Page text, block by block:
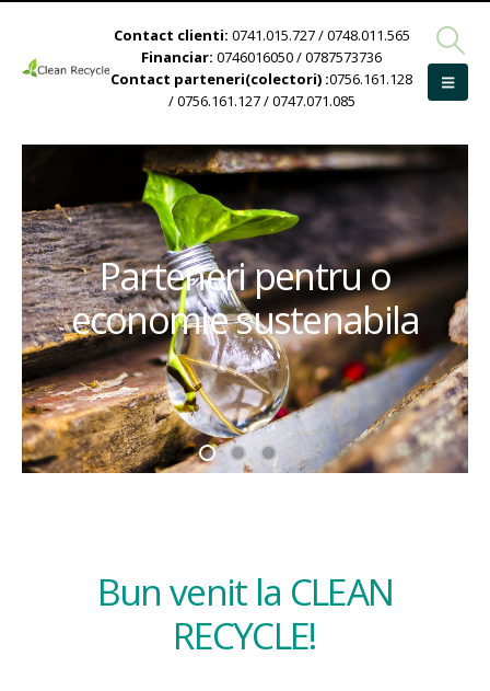
Contact clienti: 0741.015.727 / 0748.011.565
Financiar: 0746016050 / 0787573736
Contact parteneri(colectori) :0756.161.128
/ 0756.161.127 / 0747.071.085
Parteneri pentru o
economie sustenabila
Bun venit la CLEAN
RECYCLE!